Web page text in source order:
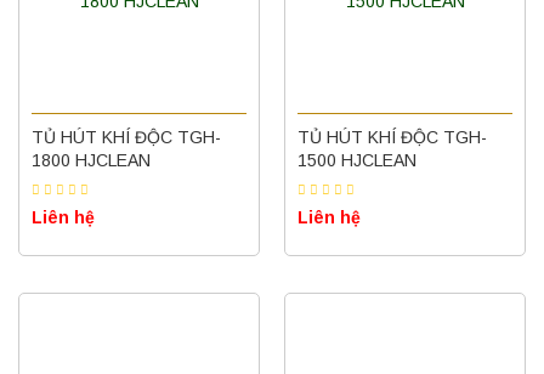
TỦ HÚT KHÍ ĐỘC TGH-
1800 HJCLEAN
Liên hệ
TỦ HÚT KHÍ ĐỘC TGH-
1500 HJCLEAN
Liên hệ